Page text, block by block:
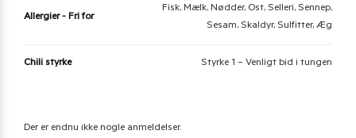
Allergier - Fri for
Fisk, Mælk, Nødder, Ost, Selleri, Sennep,
Sesam, Skaldyr, Sulfitter, Æg
Chili styrke Styrke 1 – Venligt bid i tungen
Der er endnu ikke nogle anmeldelser.